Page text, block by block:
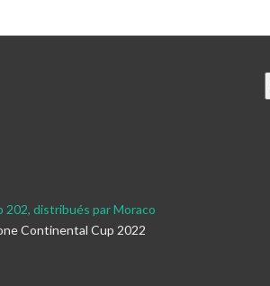
202, distribués par Moraco
Continental Cup 2022